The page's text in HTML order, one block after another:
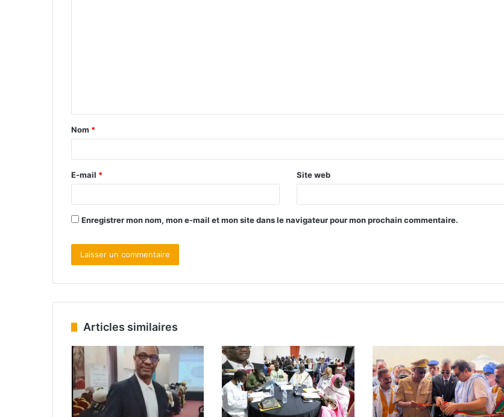
Nom *
E-mail * Site web
Enregistrer mon nom, mon e-mail et mon site dans le navigateur pour mon prochain commentaire.
Articles similaires